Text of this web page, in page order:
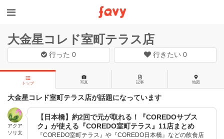
大金星コレド室町テラス店
行った0 行きたい 0
トップ 写真 記事 地図
大金星コレド室町テラス店が話題になっています
アクア
ソリ太
【日本橋】約2回で元が取れる！『COREDOサブス
ク』が使える『COREDO室町テラス』11店まとめ
『COREDO室町テラス』や『COREDO日本橋』などの飲食店